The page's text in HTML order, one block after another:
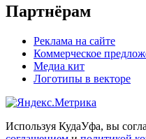
Партнёрам
Реклама на сайте
Коммерческое
Медиа кит
Логотипы в векторе
Используя КудаУфа, вы